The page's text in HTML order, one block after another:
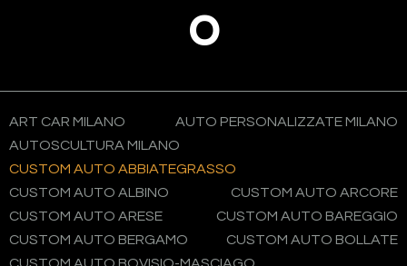
o
ART CAR MILANO
AUTO PERSONALIZZATE MILANO
AUTOSCULTURA MILANO
CUSTOM AUTO ABBIATEGRASSO
CUSTOM AUTO ALBINO
CUSTOM AUTO ARCORE
CUSTOM AUTO ARESE
CUSTOM AUTO BAREGGIO
CUSTOM AUTO BERGAMO
CUSTOM AUTO BOLLATE